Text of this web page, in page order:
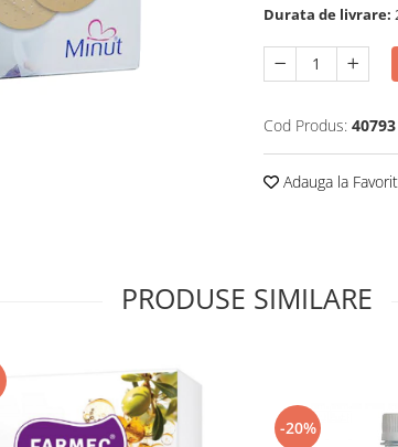
Durata de livrare:
Cod Produs: 40793
Adauga la
PRODUSE SIMILARE
-20%